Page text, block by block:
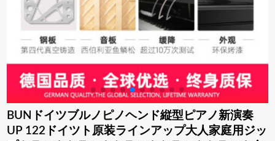
BUNドイツブルノピノヘンド縦型ピアノ新演奏
UP 122ドイツト原装ラインアップ大人家庭用ジッ